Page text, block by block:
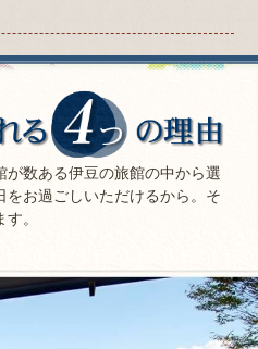
が数ある伊豆の旅館の中から選
お過ごしいただけるから。そ
。